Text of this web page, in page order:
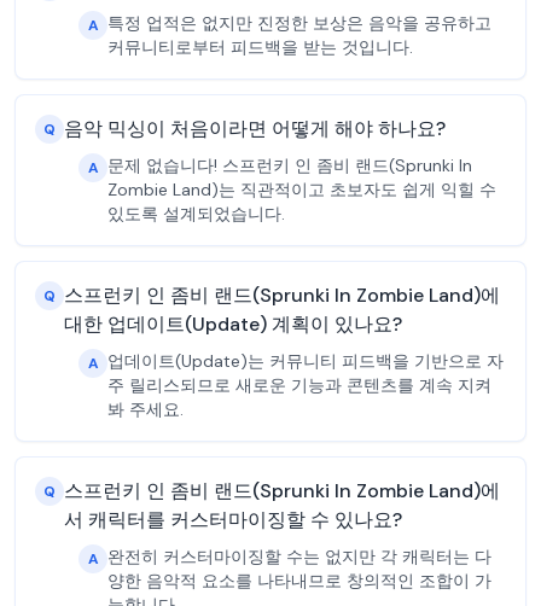
A 특정 업적은 없지만 진정한 보상은 음악을 공유하고
커뮤니티로부터 피드백을 받는 것입니다.
Q 음악 믹싱이 처음이라면 어떻게 해야 하나요?
A 문제 없습니다! 스프런키 인 좀비 랜드(Sprunki In
Zombie Land)는 직관적이고 초보자도 쉽게 익힐 수
있도록 설계되었습니다.
Q 스프런키 인 좀비 랜드(Sprunki In Zombie Land)에
대한 업데이트(Update) 계획이 있나요?
A 업데이트(Update)는 커뮤니티 피드백을 기반으로 자
주 릴리스되므로 새로운 기능과 콘텐츠를 계속 지켜
봐 주세요.
Q 스프런키 인 좀비 랜드(Sprunki In Zombie Land)에
서 캐릭터를 커스터마이징할 수 있나요?
A 완전히 커스터마이징할 수는 없지만 각 캐릭터는 다
양한 음악적 요소를 나타내므로 창의적인 조합이 가